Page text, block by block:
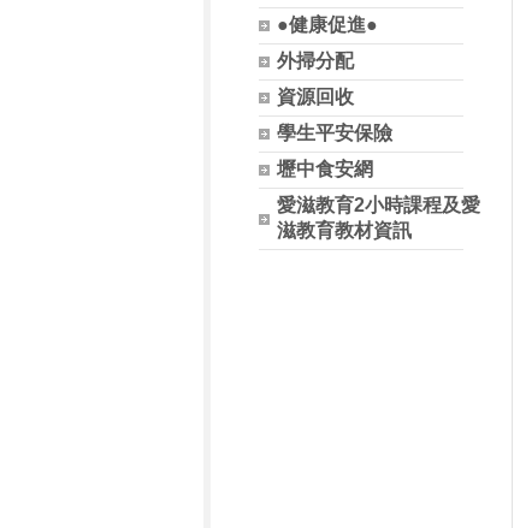
●健康促進●
外掃分配
資源回收
學生平安保險
壢中食安網
愛滋教育2小時課程及愛
滋教育教材資訊